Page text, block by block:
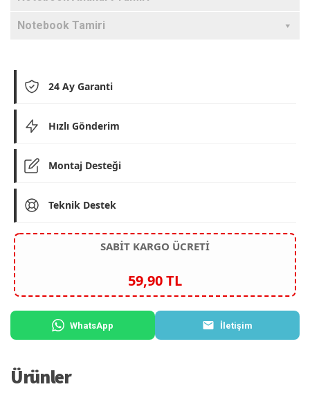
Notebook Tamiri
24 Ay Garanti
Hızlı Gönderim
Montaj Desteği
Teknik Destek
SABİT KARGO ÜCRETİ
59,90 TL
WhatsApp İletişim
Ürünler